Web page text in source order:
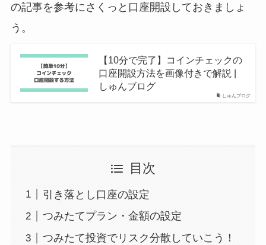
の記事を参考にさくっと口座開設しておきましょ
う。
しゅんブログ
【10分で完了】コインチェックの
口座開設方法を画像付きで解説 |
しゅんブログ
目次
引き落とし口座の設定
つみたてプラン・金額の設定
つみたて投資でリスク分散していこう！